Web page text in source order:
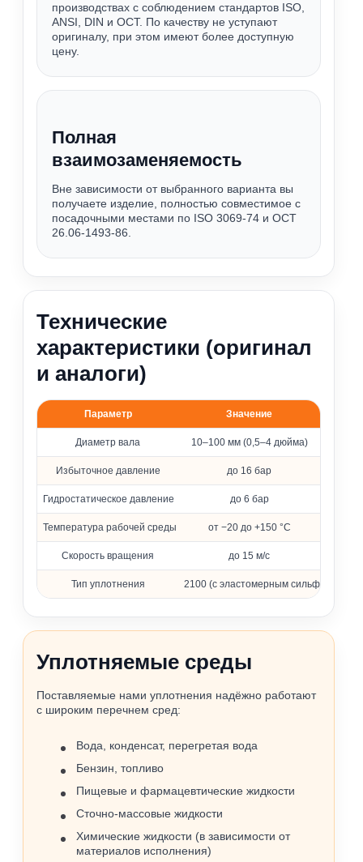
производствах с соблюдением стандартов ISO,
ANSI, DIN и ОСТ. По качеству не уступают
оригиналу, при этом имеют более доступную
цену.
Полная
взаимозаменяемость
Вне зависимости от выбранного варианта вы
получаете изделие, полностью совместимое с
посадочными местами по ISO 3069-74 и ОСТ
26.06-1493-86.
Технические
характеристики (оригинал
и аналоги)
Основные параметры уплотнения 2100
Параметр Значение
Диаметр вала 10–100 мм (0,5–4 дюйма)
Избыточное давление до 16 бар
Гидростатическое давление до 6 бар
Температура рабочей среды от −20 до +150 °C
Скорость вращения до 15 м/с
Тип уплотнения 2100 (с эластомерным сильфоном)
Уплотняемые среды
Поставляемые нами уплотнения надёжно работают
с широким перечнем сред:
Вода, конденсат, перегретая вода
Бензин, топливо
Пищевые и фармацевтические жидкости
Сточно‑массовые жидкости
Химические жидкости (в зависимости от
материалов исполнения)